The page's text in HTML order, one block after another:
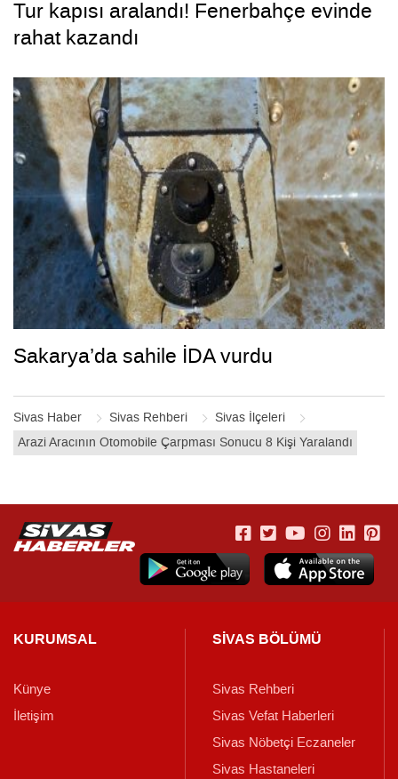
Sivas Haber Sivas Rehberi
Sivas İlçeleri
Arazi Aracının Otomobile Çarpması Sonucu 8 Kişi Yaralandı
Tur kapısı aralandı! Fenerbahçe evinde
rahat kazandı
Sakarya’da sahile İDA vurdu
KURUMSAL
Künye
İletişim
SİVAS BÖLÜMÜ
Sivas Rehberi
Sivas Vefat Haberleri
Sivas Nöbetçi Eczaneler
Sivas Hastaneleri